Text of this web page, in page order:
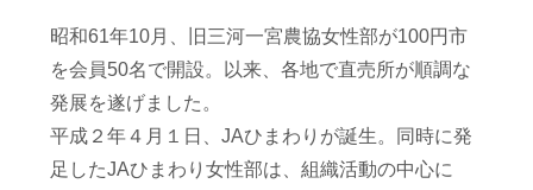
昭和61年10月、旧三河一宮農協女性部が100円市
を会員50名で開設。以来、各地で直売所が順調な
発展を遂げました。
平成２年４月１日、JAひまわりが誕生。同時に発
足したJAひまわり女性部は、組織活動の中心に